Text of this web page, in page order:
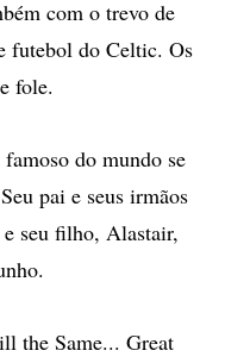
com o trevo de
futebol do Celtic. Os
fole.
do mundo se
pai e seus irmãos
e seu filho, Alastair,
the Same... Great